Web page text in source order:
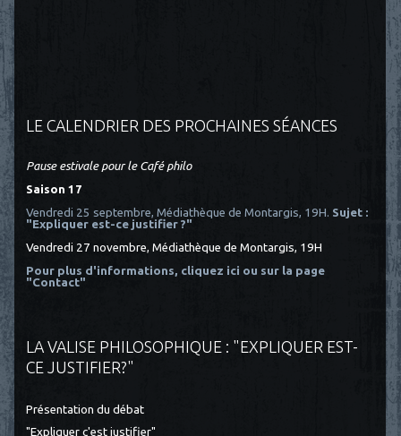
LE CALENDRIER DES PROCHAINES SÉANCES
Pause estivale pour le Café philo
Saison 17
Vendredi 25 septembre, Médiathèque de Montargis, 19H. Sujet :
"Expliquer est-ce justifier ?"
Vendredi 27 novembre, Médiathèque de Montargis, 19H
Pour plus d'informations, cliquez ici ou sur la page
"Contact"
LA VALISE PHILOSOPHIQUE : "EXPLIQUER EST-
CE JUSTIFIER?"
Présentation du débat
"Expliquer c'est justifier"